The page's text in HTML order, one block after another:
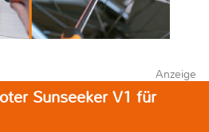
Anzeige
Sunseeker V1 für